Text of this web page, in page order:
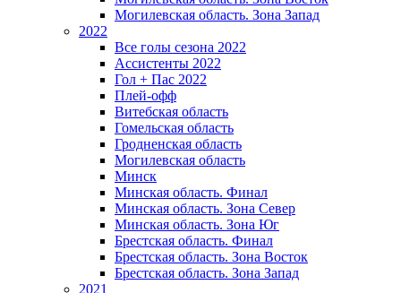
Могилевская область. Зона Запад
2022
Все голы сезона 2022
Ассистенты 2022
Гол + Пас 2022
Плей-офф
Витебская область
Гомельская область
Гродненская область
Могилевская область
Минск
Mинская область. Финал
Минская область. Зона Север
Минская область. Зона Юг
Брестская область. Финал
Брестская область. Зона Восток
Брестская область. Зона Запад
2021